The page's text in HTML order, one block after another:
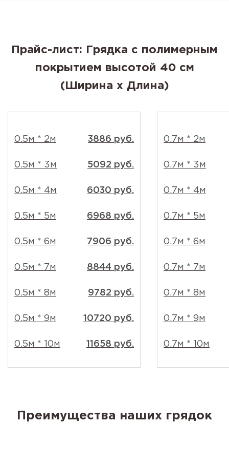
Прайс-лист: Грядка с полимерным
покрытием высотой 40 см
(Ширина x Длина)
0.5м * 2м 3886 руб.
0.5м * 3м 5092 руб.
0.5м * 4м 6030 руб.
0.5м * 5м 6968 руб.
0.5м * 6м 7906 руб.
0.5м * 7м 8844 руб.
0.5м * 8м 9782 руб.
0.5м * 9м 10720 руб.
0.5м * 10м 11658 руб.
0.7м * 2м
0.7м * 3м
0.7м * 4м
0.7м * 5м
0.7м * 6м
0.7м * 7м
0.7м * 8м
0.7м * 9м
0.7м * 10м
Преимущества наших грядок